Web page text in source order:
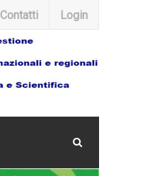
Contatti Login